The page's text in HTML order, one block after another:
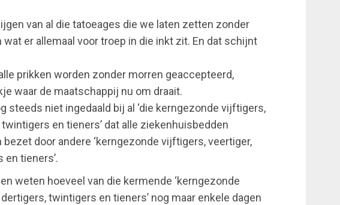
van al die tatoeages die we laten zetten zonder
wat er allemaal voor troep in die inkt zit. En dat schijnt
prikken worden zonder morren geaccepteerd,
waar de maatschappij nu om draait.
steeds niet ingedaald bij al ‘die kerngezonde vijftigers,
en tieners’ dat alle ziekenhuisbedden
door andere ‘kerngezonde vijftigers, veertiger,
tieners’.
weten hoeveel van die kermende ‘kerngezonde
twintigers en tieners’ nog maar enkele dagen